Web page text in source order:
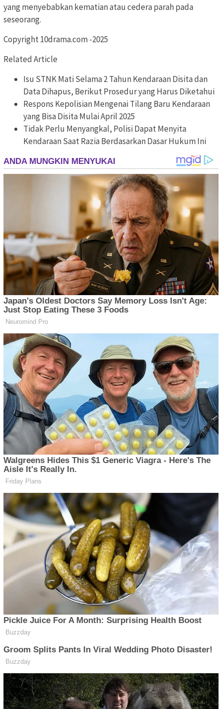
yang menyebabkan kematian atau cedera parah pada
seseorang.
Copyright 10drama.com -2025
Related Article
Isu STNK Mati Selama 2 Tahun Kendaraan Disita dan
Data Dihapus, Berikut Prosedur yang Harus Diketahui
Respons Kepolisian Mengenai Tilang Baru Kendaraan
yang Bisa Disita Mulai April 2025
Tidak Perlu Menyangkal, Polisi Dapat Menyita
Kendaraan Saat Razia Berdasarkan Dasar Hukum Ini